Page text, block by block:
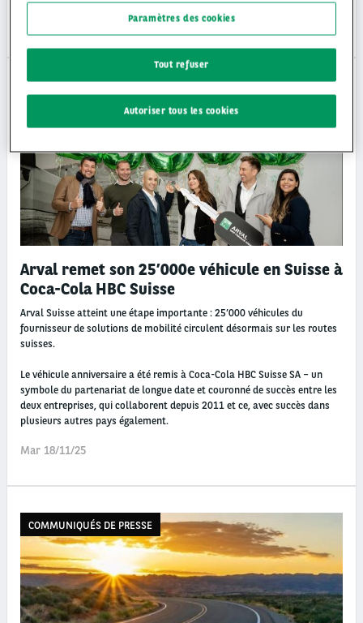
ACTUALITÉS ARVAL
Arval remet son 25’000e véhicule en Suisse à
Coca-Cola HBC Suisse
Arval Suisse atteint une étape importante : 25’000 véhicules du
fournisseur de solutions de mobilité circulent désormais sur les routes
suisses.
Le véhicule anniversaire a été remis à Coca-Cola HBC Suisse SA – un
symbole du partenariat de longue date et couronné de succès entre les
deux entreprises, qui collaborent depuis 2011 et ce, avec succès dans
plusieurs autres pays également.
Mar 18/11/25
COMMUNIQUÉS DE PRESSE
Paramètres des cookies
Tout refuser
Autoriser tous les cookies